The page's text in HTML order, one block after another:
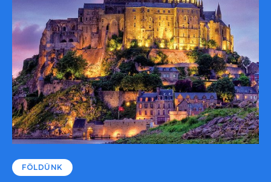
FÖLDÜNK